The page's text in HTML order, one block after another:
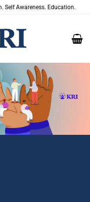
Self Awareness. Education.